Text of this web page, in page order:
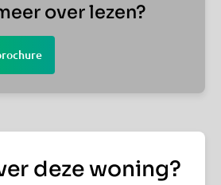
over lezen?
deze woning?